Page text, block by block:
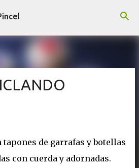
principal
tapones de garrafas y botellas
con cuerda y adornadas.